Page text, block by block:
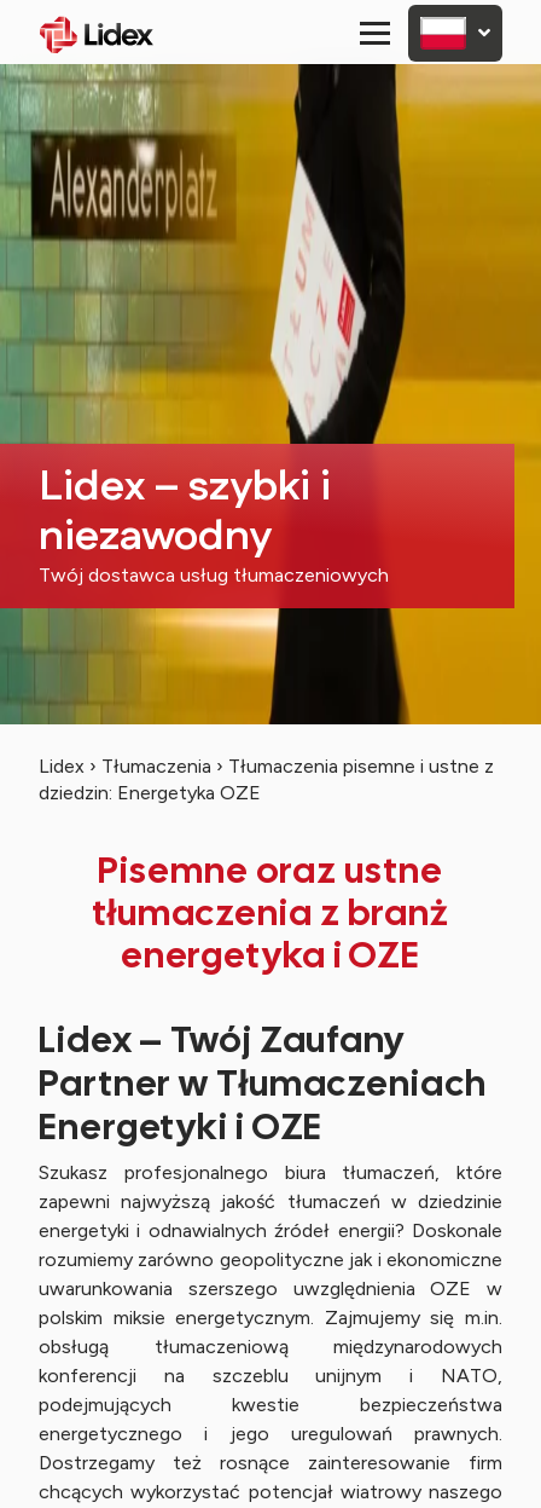
Primary
Menu
Lidex – szybki i
niezawodny
Twój dostawca usług tłumaczeniowych
Lidex › Tłumaczenia › Tłumaczenia pisemne i ustne z
dziedzin: Energetyka OZE
Pisemne oraz ustne
tłumaczenia z branż
energetyka i OZE
Lidex – Twój Zaufany
Partner w Tłumaczeniach
Energetyki i OZE
Szukasz profesjonalnego biura tłumaczeń, które
zapewni najwyższą jakość tłumaczeń w dziedzinie
energetyki i odnawialnych źródeł energii? Doskonale
rozumiemy zarówno geopolityczne jak i ekonomiczne
uwarunkowania szerszego uwzględnienia OZE w
polskim miksie energetycznym. Zajmujemy się m.in.
obsługą tłumaczeniową międzynarodowych
konferencji na szczeblu unijnym i NATO,
podejmujących kwestie bezpieczeństwa
energetycznego i jego uregulowań prawnych.
Dostrzegamy też rosnące zainteresowanie firm
chcących wykorzystać potencjał wiatrowy naszego